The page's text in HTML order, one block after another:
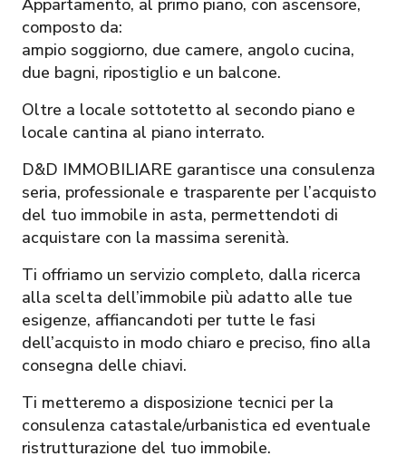
composto da:
ampio soggiorno, due camere, angolo cucina,
due bagni, ripostiglio e un balcone.
Oltre a locale sottotetto al secondo piano e
locale cantina al piano interrato.
D&D IMMOBILIARE garantisce una consulenza
seria, professionale e trasparente per l’acquisto
del tuo immobile in asta, permettendoti di
acquistare con la massima serenità.
Ti offriamo un servizio completo, dalla ricerca
alla scelta dell’immobile più adatto alle tue
esigenze, affiancandoti per tutte le fasi
dell’acquisto in modo chiaro e preciso, fino alla
consegna delle chiavi.
Ti metteremo a disposizione tecnici per la
consulenza catastale/urbanistica ed eventuale
ristrutturazione del tuo immobile.